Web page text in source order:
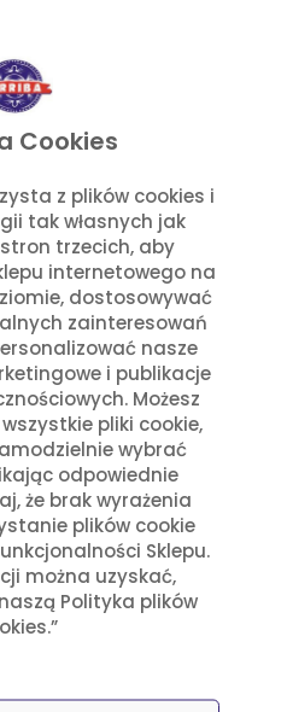
Cookies
z plików cookies i
tak własnych jak
trzecich, aby
internetowego na
dostosowywać
zainteresowań
nasze
i publikacje
Możesz
pliki cookie,
wybrać
odpowiednie
że brak wyrażenia
plików cookie
Sklepu.
można uzyskać,
Polityka plików